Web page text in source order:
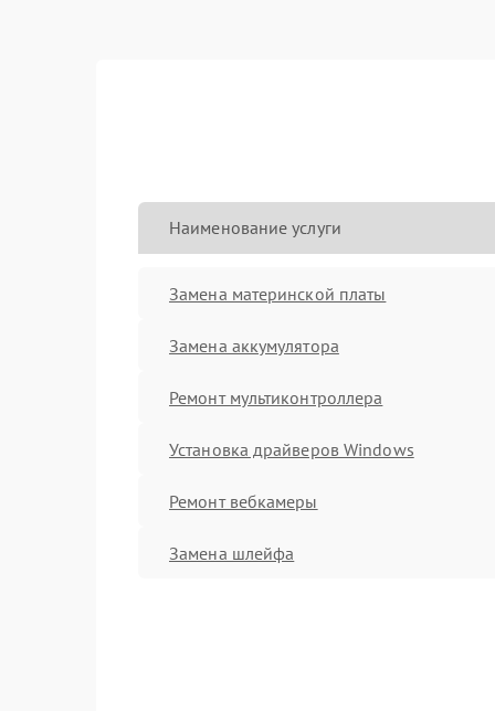
Наименование услуги
Замена материнской платы
Замена аккумулятора
Ремонт мультиконтроллера
Установка драйверов Windows
Ремонт вебкамеры
Замена шлейфа